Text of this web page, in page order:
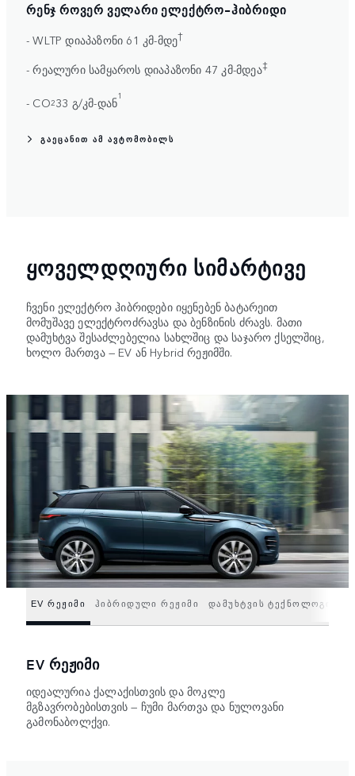
ᲠᲔᲜᲯ ᲠᲝᲕᲔᲠ ᲕᲔᲚᲐᲠᲘ ᲔᲚᲔᲥᲢᲠᲝ-ᲰᲘᲑᲠᲘᲓᲘ
- WLTP დიაპაზონი 61 კმ-მდე†
- რეალური სამყაროს დიაპაზონი 47 კმ-მდეა‡
- CO233 გ/კმ-დან1
ᲒᲐᲔᲪᲐᲜᲘᲗ ᲐᲛ ᲐᲕᲢᲝᲛᲝᲑᲘᲚᲡ
ᲧᲝᲕᲔᲚᲓᲦᲘᲣᲠᲘ ᲡᲘᲛᲐᲠᲢᲘᲕᲔ
ჩვენი ელექტრო ჰიბრიდები იყენებენ ბატარეით
მომუშავე ელექტროძრავსა და ბენზინის ძრავს. მათი
დამუხტვა შესაძლებელია სახლშიც და საჯარო ქსელშიც,
ხოლო მართვა — EV ან Hybrid რეჟიმში.
EV ᲠᲔᲟᲘᲛᲘ ᲰᲘᲑᲠᲘᲓᲣᲚᲘ ᲠᲔᲟᲘᲛᲘ ᲓᲐᲛᲣᲮᲢᲕᲘᲡ ᲢᲔᲥᲜᲝᲚᲝᲒᲘᲐ
EV ᲠᲔᲟᲘᲛᲘ
იდეალურია ქალაქისთვის და მოკლე
მგზავრობებისთვის — ჩუმი მართვა და ნულოვანი
გამონაბოლქვი.